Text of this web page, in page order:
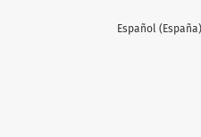
Intimate
Cambiar el
Español (España)